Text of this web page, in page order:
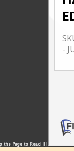
the Page to Read !!!